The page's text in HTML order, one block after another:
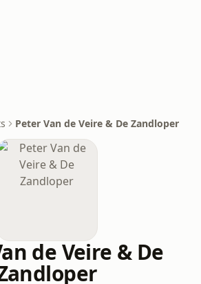
Peter Van de Veire & De Zandloper
de Veire & De